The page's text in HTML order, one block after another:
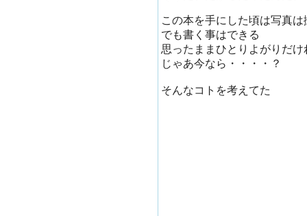
この本を手にした頃は写真は
でも書く事はできる
思ったままひとりよがりだけ
じゃあ今なら・・・・？
そんなコトを考えてた